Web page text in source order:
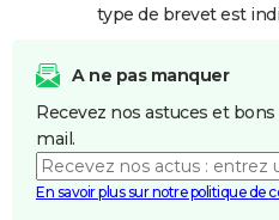
type de brevet est
A ne pas manquer
Recevez nos astuces et
mail.
En savoir plus sur notre politique de